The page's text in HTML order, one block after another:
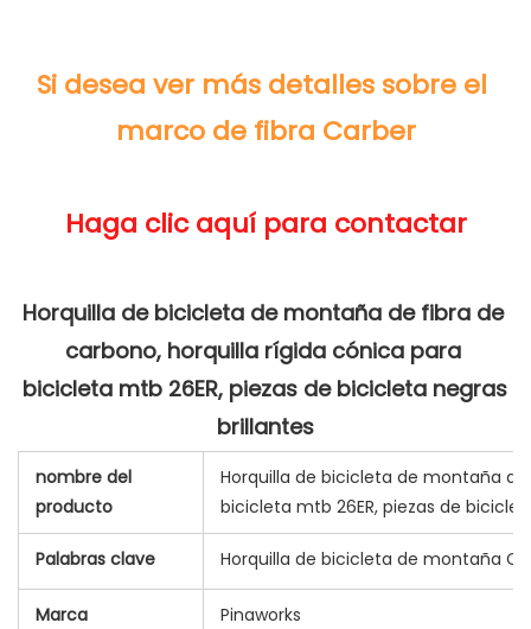
Si desea ver más detalles sobre el
marco de fibra Carber
Haga clic aquí para contactar
Horquilla de bicicleta de montaña de fibra de
carbono, horquilla rígida cónica para
bicicleta mtb 26ER, piezas de bicicleta negras
nombre del
producto
Horquilla de bicicleta de montaña
bicicleta mtb 26ER, piezas de
Palabras clave Horquilla de bicicleta de montaña
Marca Pinaworks